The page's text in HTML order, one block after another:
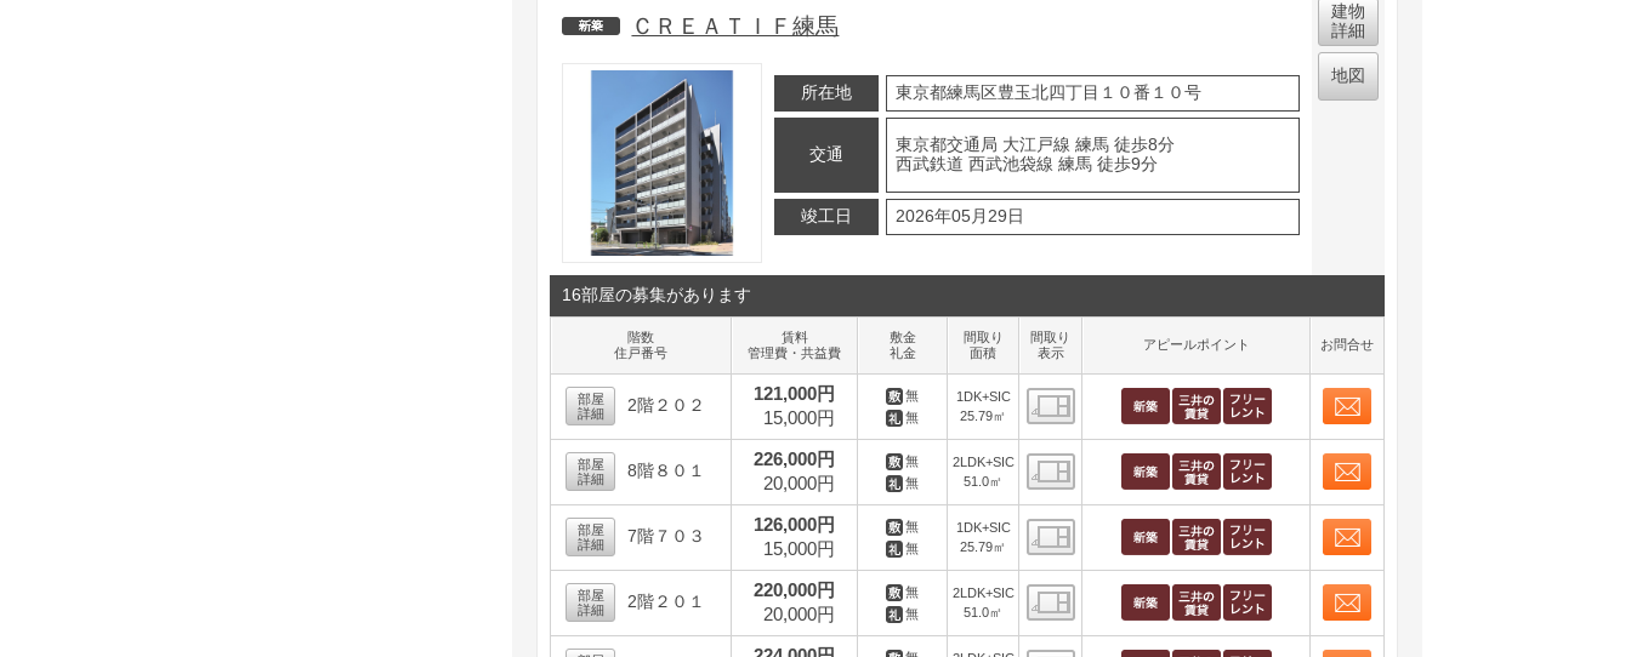
新築
ＣＲＥＡＴＩＦ練馬
所在地 東京都練馬区豊玉北四丁目１０番１０号
交通
東京都交通局 大江戸線 練馬 徒歩8分
西武鉄道 西武池袋線 練馬 徒歩9分
竣工日 2026年05月29日
建物
詳細
地図
16部屋の募集があります
階数
住戸番号
賃料
管理費・共益費
敷金
礼金
間取り
面積
間取り
表示
アピールポイント お問合せ
部屋
詳細
2階２０２
121,000円
15,000円
無
無
1DK+SIC
25.79㎡
間取り表示
部屋
詳細
8階８０１
226,000円
20,000円
無
無
2LDK+SIC
51.0㎡
間取り表示
部屋
詳細
7階７０３
126,000円
15,000円
無
無
1DK+SIC
25.79㎡
間取り表示
部屋
詳細
2階２０１
220,000円
20,000円
無
無
2LDK+SIC
51.0㎡
間取り表示